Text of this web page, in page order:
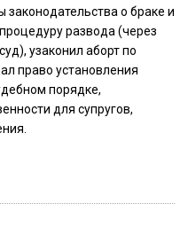
о браке и
развода (через
узаконил аборт по
право установления
порядке,
для супругов,